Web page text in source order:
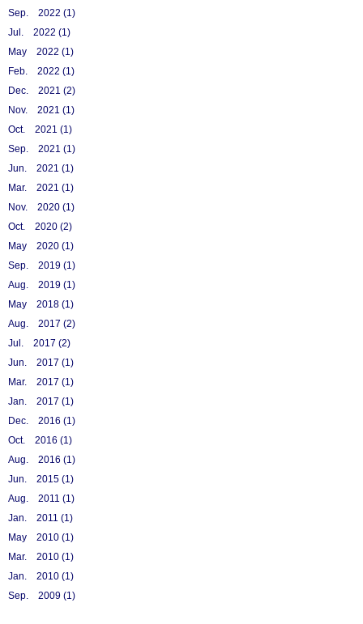
Sep. 2022 (1)
Jul. 2022 (1)
May 2022 (1)
Feb. 2022 (1)
Dec. 2021 (2)
Nov. 2021 (1)
Oct. 2021 (1)
Sep. 2021 (1)
Jun. 2021 (1)
Mar. 2021 (1)
Nov. 2020 (1)
Oct. 2020 (2)
May 2020 (1)
Sep. 2019 (1)
Aug. 2019 (1)
May 2018 (1)
Aug. 2017 (2)
Jul. 2017 (2)
Jun. 2017 (1)
Mar. 2017 (1)
Jan. 2017 (1)
Dec. 2016 (1)
Oct. 2016 (1)
Aug. 2016 (1)
Jun. 2015 (1)
Aug. 2011 (1)
Jan. 2011 (1)
May 2010 (1)
Mar. 2010 (1)
Jan. 2010 (1)
Sep. 2009 (1)